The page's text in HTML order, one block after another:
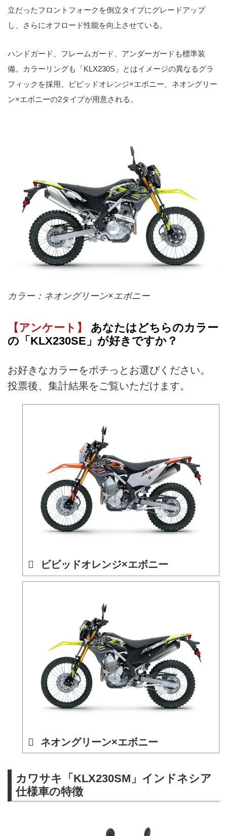
立だったフロントフォークを倒立タイプにグレードアップ
し、さらにオフロード性能を向上させている。
ハンドガード、フレームガード、アンダーガードも標準装
備。カラーリングも「KLX230S」とはイメージの異なるグラ
フィックを採用、ビビッドオレンジ×エボニー、ネオングリー
ン×エボニーの2タイプが用意される。
カラー：ネオングリーン×エボニー
【アンケート】
あなたはどちらのカラー
の「KLX230SE」が好きですか？
お好きなカラーをポチっとお選びください。
投票後、集計結果をご覧いただけます。
ビビッドオレンジ×エボニー
ネオングリーン×エボニー
カワサキ「KLX230SM」インドネシア
仕様車の特徴